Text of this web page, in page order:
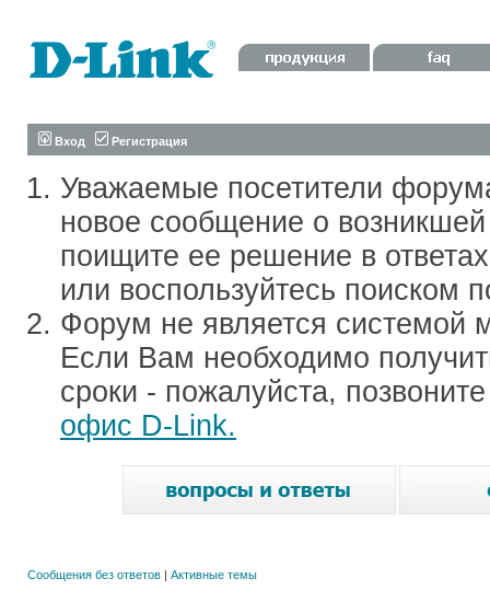
Вход Регистрация
Уважаемые посетители
новое сообщение о
поищите ее решение в
или воспользуйтесь поиском
Форум не является системой
Если Вам необходимо
сроки - пожалуйста,
офис D-Link.
Сообщения без ответов | Активные темы